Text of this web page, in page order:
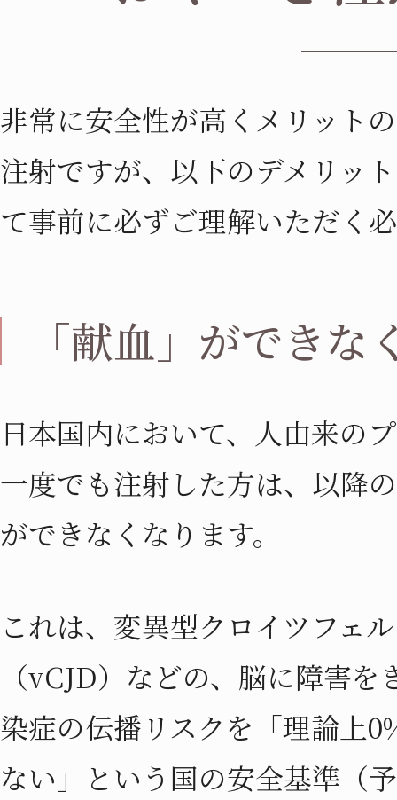
非常に安全性が高くメリット
注射ですが、以下のデメリッ
て事前に必ずご理解いただく
「献血」ができな
日本国内において、人由来の
一度でも注射した方は、以降
ができなくなります。
これは、変異型クロイツフェ
（vCJD）などの、脳に障害
染症の伝播リスクを「理論上
ない」という国の安全基準（